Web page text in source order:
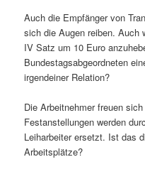
Auch die Empfänger von
sich die Augen reiben. Auch
IV Satz um 10 Euro
Bundestagsabgeordneten
irgendeiner Relation?
Die Arbeitnehmer freuen
Festanstellungen werden
Leiharbeiter ersetzt. Ist das
Arbeitsplätze?